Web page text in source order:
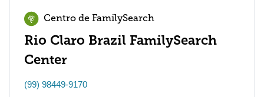
Centro de FamilySearch
Rio Claro Brazil FamilySearch
Center
(99) 98449-9170